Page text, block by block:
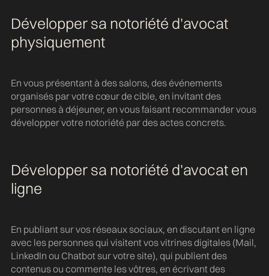
Développer sa notoriété d'avocat
physiquement
En vous présentant à des salons, des événements
organisés par votre cœur de cible, en invitant des
personnes à déjeuner, en vous faisant recommander vous
développer votre notoriété par des actes concrets.
Développer sa notoriété d'avocat en
ligne
En publiant sur vos réseaux sociaux, en discutant en ligne
avec les personnes qui visitent vos vitrines digitales (Mail,
LinkedIn ou Chatbot sur votre site), qui publient des
contenus ou commente les vôtres, en écrivant des